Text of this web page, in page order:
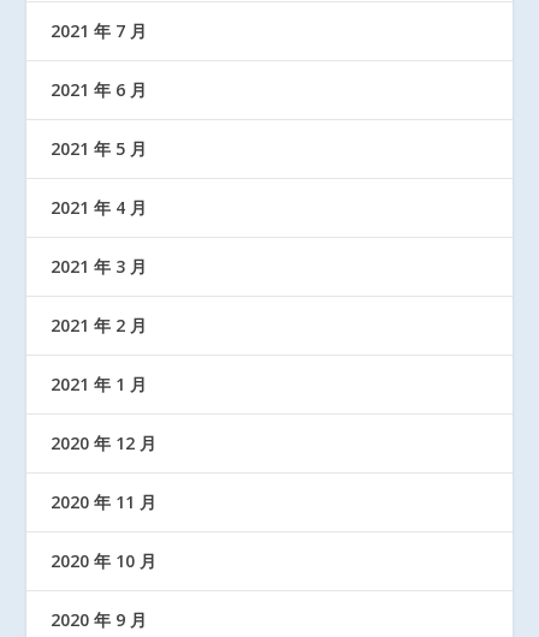
2021 年 7 月
2021 年 6 月
2021 年 5 月
2021 年 4 月
2021 年 3 月
2021 年 2 月
2021 年 1 月
2020 年 12 月
2020 年 11 月
2020 年 10 月
2020 年 9 月